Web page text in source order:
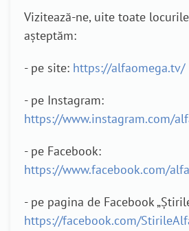
Vizitează-ne, uite toate
așteptăm:
- pe site: https://alfaomega.tv/
- pe Instagram:
https://www.instagram.com/
- pe Facebook:
https://www.facebook.com/
- pe pagina de Facebook
https://facebook.com/